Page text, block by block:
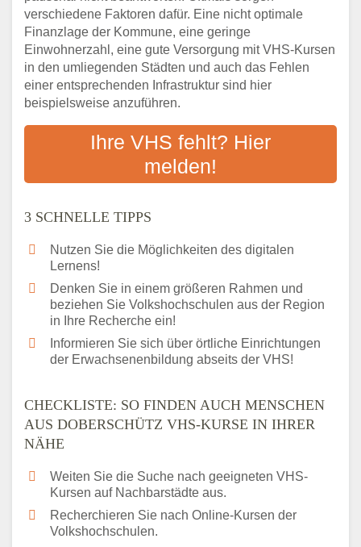
Doberschütz
VHS steht für Erwachsenenbildung
Online-Kurse: Alternative Angebote zum
VHS-Kurs
Vor- und Nachteile von Online-Kursen
Checkliste: Darauf kommt es bei
Bildungsangeboten an
Das bundesweite Volkshochschulwesen
verschiedene Faktoren dafür. Eine nicht optimale
Finanzlage der Kommune, eine geringe
Einwohnerzahl, eine gute Versorgung mit VHS-Kursen
in den umliegenden Städten und auch das Fehlen
einer entsprechenden Infrastruktur sind hier
beispielsweise anzuführen.
Ihre VHS fehlt? Hier
melden!
3 SCHNELLE TIPPS
Nutzen Sie die Möglichkeiten des digitalen
Lernens!
Denken Sie in einem größeren Rahmen und
beziehen Sie Volkshochschulen aus der Region
in Ihre Recherche ein!
Informieren Sie sich über örtliche Einrichtungen
der Erwachsenenbildung abseits der VHS!
CHECKLISTE: SO FINDEN AUCH MENSCHEN
AUS DOBERSCHÜTZ VHS-KURSE IN IHRER
NÄHE
Weiten Sie die Suche nach geeigneten VHS-
Kursen auf Nachbarstädte aus.
Recherchieren Sie nach Online-Kursen der
Volkshochschulen.